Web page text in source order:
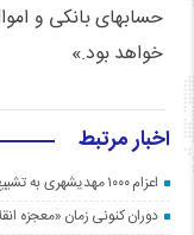
حسابهای بانکی و
خواهد بود.»
اخبار مرتبط
اعزام ۱۰۰۰ مهدیشهری به تشییع رهبر شهید
دوران کنونی زمان «معجزه